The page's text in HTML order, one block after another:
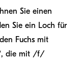
Sie einen
Sie ein Loch für
Fuchs mit
die mit /f/